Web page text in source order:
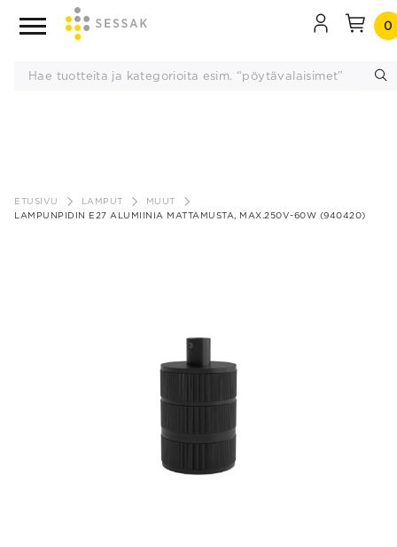
sisältöön
0
ETUSIVU LAMPUT
MUUT
LAMPUNPIDIN E27 ALUMIINIA MATTAMUSTA, MAX.250V-60W (940420)